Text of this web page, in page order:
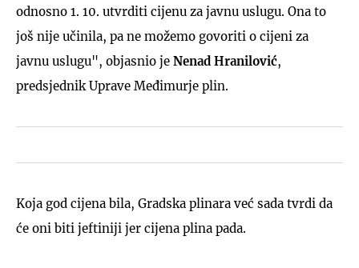
odnosno 1. 10. utvrditi cijenu za javnu uslugu. Ona to
još nije učinila, pa ne možemo govoriti o cijeni za
javnu uslugu", objasnio je Nenad Hranilović,
predsjednik Uprave Međimurje plin.
Koja god cijena bila, Gradska plinara već sada tvrdi da
će oni biti jeftiniji jer cijena plina pada.